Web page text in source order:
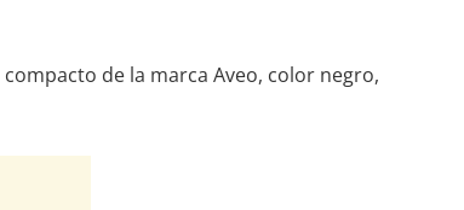
de la marca Aveo, color negro,